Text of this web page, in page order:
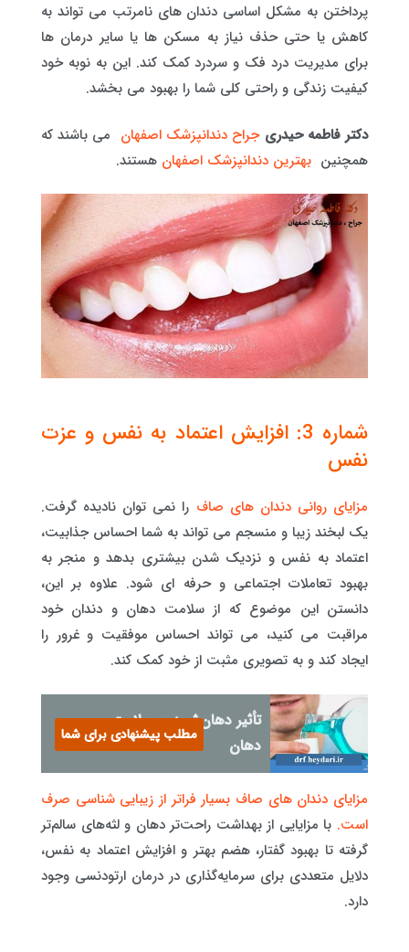
پرداختن به مشکل اساسی دندان های نامرتب می تواند به
کاهش یا حتی حذف نیاز به مسکن ها یا سایر درمان ها
برای مدیریت درد فک و سردرد کمک کند. این به نوبه خود
کیفیت زندگی و راحتی کلی شما را بهبود می بخشد.
دکتر فاطمه حیدری جراح دندانپزشک اصفهان می باشند که
همچنین بهترین دندانپزشک اصفهان هستند.
شماره 3: افزایش اعتماد به نفس و عزت
نفس
مزایای روانی دندان های صاف را نمی توان نادیده گرفت.
یک لبخند زیبا و منسجم می تواند به شما احساس جذابیت،
اعتماد به نفس و نزدیک شدن بیشتری بدهد و منجر به
بهبود تعاملات اجتماعی و حرفه ای شود. علاوه بر این،
دانستن این موضوع که از سلامت دهان و دندان خود
مراقبت می کنید، می تواند احساس موفقیت و غرور را
ایجاد کند و به تصویری مثبت از خود کمک کند.
تأثیر دهان‌شویه‌ بر سلامت
دهان
مطلب پیشنهادی برای شما
مزایای دندان های صاف بسیار فراتر از زیبایی شناسی صرف
است. با مزایایی از بهداشت راحت‌تر دهان و لثه‌های سالم‌تر
گرفته تا بهبود گفتار، هضم بهتر و افزایش اعتماد به نفس،
دلایل متعددی برای سرمایه‌گذاری در درمان ارتودنسی وجود
دارد.